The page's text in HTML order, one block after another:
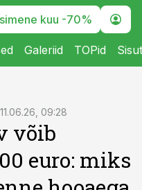
kuu -70%
Galeriid TOPid
11.06.26, 09:28
võib
euro: miks